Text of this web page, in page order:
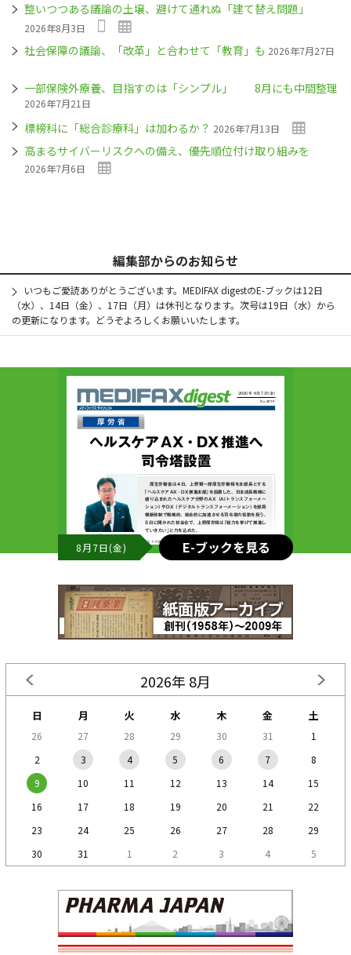
整いつつある議論の土壌、避けて通れぬ「建て替え問題」
2026年8月3日
社会保障の議論、「改革」と合わせて「教育」も 2026年7月27日
一部保険外療養、目指すのは「シンプル」 8月にも中間整理
2026年7月21日
標榜科に「総合診療科」は加わるか？ 2026年7月13日
高まるサイバーリスクへの備え、優先順位付け取り組みを
2026年7月6日
編集部からのお知らせ
いつもご愛読ありがとうございます。MEDIFAX digestのE-ブックは12日
（水）、14日（金）、17日（月）は休刊となります。次号は19日（水）から
の更新になります。どうぞよろしくお願いいたします。
8月7日(金) E-ブックを見る
2026年 8月
日 月 火 水 木 金 土
26 27 28 29 30 31
1
2
3 4 5 6 7
8
9
10 11 12 13 14
15
16
17 18 19 20 21
22
23
24 25 26 27 28
29
30
31 1 2 3 4 5